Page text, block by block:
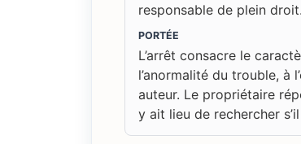
responsable de plein droit.
PORTÉE
L’arrêt consacre le
l’anormalité du trouble,
auteur. Le propriétaire
y ait lieu de rechercher